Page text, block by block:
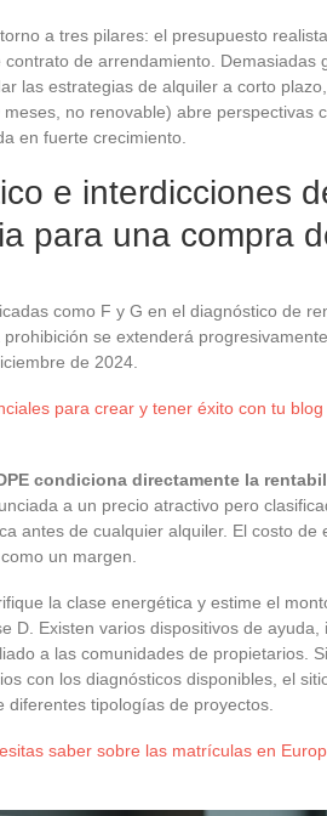
a tres pilares: el presupuesto
de arrendamiento. Demasiadas
las estrategias de alquiler a corto
no renovable) abre perspectivas
en fuerte crecimiento.
e interdicciones
para una compra
como F y G en el diagnóstico de
se extenderá
de 2024.
para crear y tener éxito con tu
condiciona directamente la
a un precio atractivo pero
antes de cualquier alquiler. El costo de
un margen.
la clase energética y estime el
D. Existen varios dispositivos de ayuda,
a las comunidades de propietarios.
con los diagnósticos disponibles, el
tipologías de proyectos.
saber sobre las matrículas en